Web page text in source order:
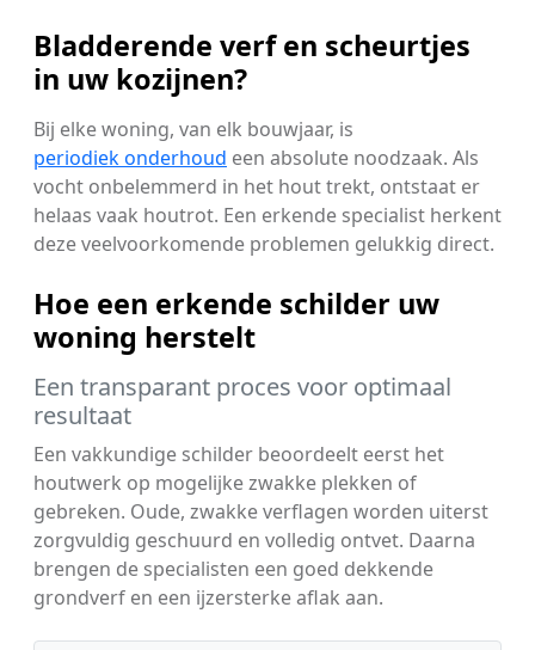
Bladderende verf en scheurtjes
in uw kozijnen?
Bij elke woning, van elk bouwjaar, is
periodiek onderhoud een absolute noodzaak. Als
vocht onbelemmerd in het hout trekt, ontstaat er
helaas vaak houtrot. Een erkende specialist herkent
deze veelvoorkomende problemen gelukkig direct.
Hoe een erkende schilder uw
woning herstelt
Een transparant proces voor optimaal
resultaat
Een vakkundige schilder beoordeelt eerst het
houtwerk op mogelijke zwakke plekken of
gebreken. Oude, zwakke verflagen worden uiterst
zorgvuldig geschuurd en volledig ontvet. Daarna
brengen de specialisten een goed dekkende
grondverf en een ijzersterke aflak aan.